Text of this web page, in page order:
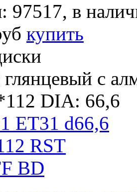
97517, в
купить
с
DIA: 66,6